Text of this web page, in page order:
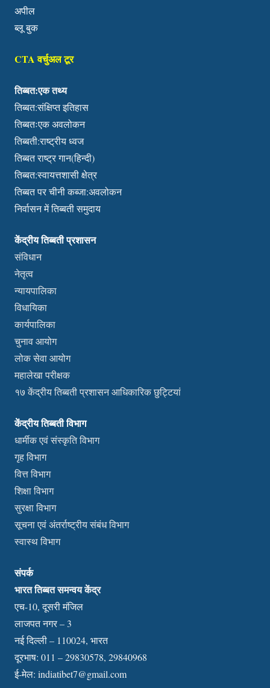
अपील
ब्लू बुक
CTA वर्चुअल टूर
तिब्बत:एक तथ्य
तिब्बत:संक्षिप्त इतिहास
तिब्बतःएक अवलोकन
तिब्बती:राष्ट्रीय ध्वज
तिब्बत राष्ट्र गान(हिन्दी)
तिब्बत:स्वायत्तशासी क्षेत्र
तिब्बत पर चीनी कब्जा:अवलोकन
निर्वासन में तिब्बती समुदाय
केंद्रीय तिब्बती प्रशासन
संविधान
नेतृत्व
न्यायपालिका
विधायिका
कार्यपालिका
चुनाव आयोग
लोक सेवा आयोग
महालेखा परीक्षक
१७ केंद्रीय तिब्बती प्रशासन आधिकारिक छुट्टियां
केंद्रीय तिब्बती विभाग
धार्मीक एवं संस्कृति विभाग
गृह विभाग
वित्त विभाग
शिक्षा विभाग
सुरक्षा विभाग
सूचना एवं अंतर्राष्ट्रीय संबंध विभाग
स्वास्थ विभाग
संपर्क
भारत तिब्बत समन्वय केंद्र
एच-10, दूसरी मंजिल
लाजपत नगर – 3
नई दिल्ली – 110024, भारत
दूरभाष: 011 – 29830578, 29840968
ई-मेल: indiatibet7@gmail.com